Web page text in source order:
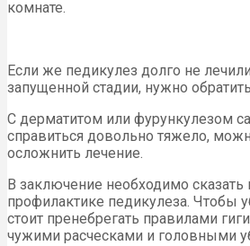
комнате.
Если же педикулез долго не
запущенной стадии, нужно
С дерматитом или фурункулезом
справиться довольно тяжело,
осложнить лечение.
В заключение необходимо сказать
профилактике педикулеза. Чтобы
стоит пренебрегать правилами
чужими расческами и головными